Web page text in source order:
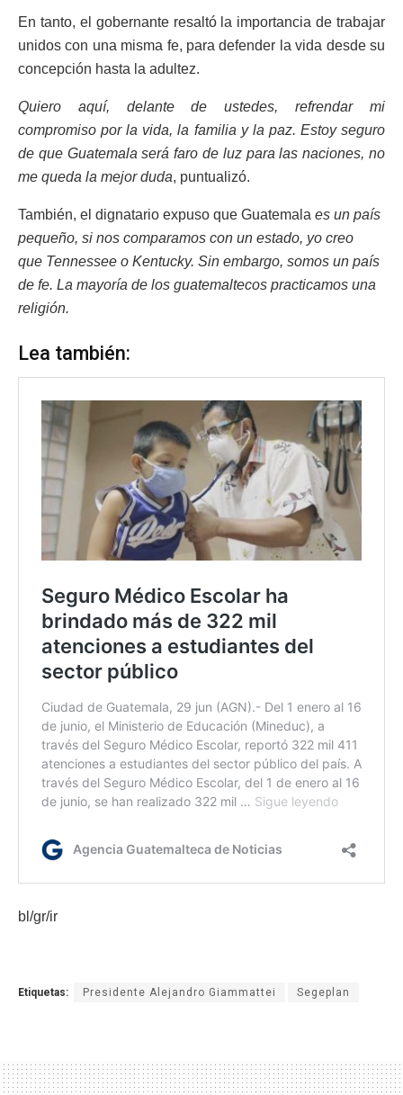
En tanto, el gobernante resaltó la importancia de trabajar
unidos con una misma fe, para defender la vida desde su
concepción hasta la adultez.
Quiero aquí, delante de ustedes, refrendar mi
compromiso por la vida, la familia y la paz. Estoy seguro
de que Guatemala será faro de luz para las naciones, no
me queda la mejor duda, puntualizó.
También, el dignatario expuso que Guatemala es un país
pequeño, si nos comparamos con un estado, yo creo
que Tennessee o Kentucky. Sin embargo, somos un país
de fe. La mayoría de los guatemaltecos practicamos una
religión.
Lea también:
bl/gr/ir
Etiquetas: Presidente Alejandro Giammattei Segeplan